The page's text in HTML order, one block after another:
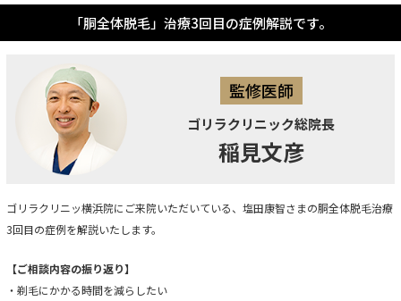
「胴全体脱毛」治療3回目の症例解説です。
監修医師
ゴリラクリニック総院長
稲見文彦
ゴリラクリニッ横浜院にご来院いただいている、塩田康智さまの胴全体脱毛治療
3回目の症例を解説いたします。
【ご相談内容の振り返り】
・剃毛にかかる時間を減らしたい